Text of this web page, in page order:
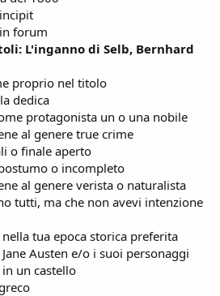
forum
L'inganno di Selb, Bernhard
proprio nel titolo
dedica
protagonista un o una nobile
al genere true crime
o finale aperto
o incompleto
al genere verista o naturalista
tutti, ma che non avevi intenzione
tua epoca storica preferita
Austen e/o i suoi personaggi
un castello